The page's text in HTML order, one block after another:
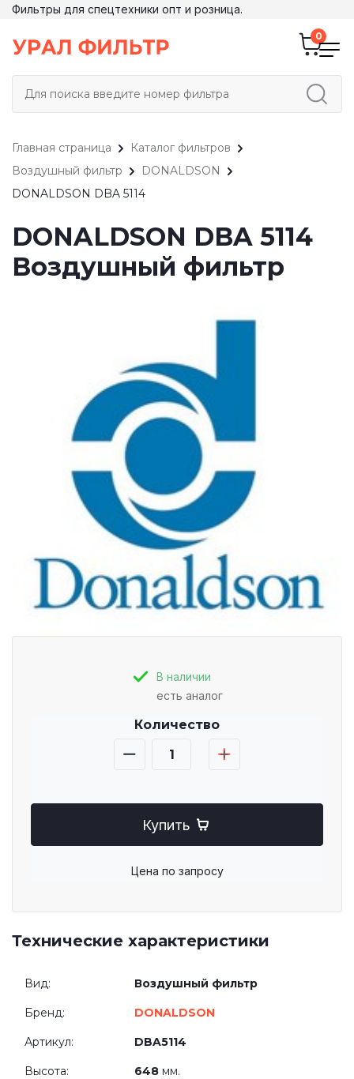
Фильтры для спецтехники опт и розница.
Главная страница
Каталог фильтров
Воздушный фильтр
DONALDSON
DONALDSON DBA 5114
DONALDSON DBA 5114
Воздушный фильтр
В наличии
есть аналог
Количество
Купить
Цена по запросу
Технические характеристики
Вид: Воздушный фильтр
Бренд: DONALDSON
Артикул: DBA5114
Высота: 648 мм.